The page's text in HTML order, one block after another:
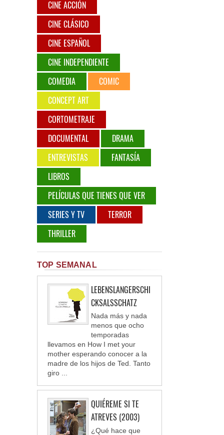
CINE ACCIÓN
CINE CLÁSICO
CINE ESPAÑOL
CINE INDEPENDIENTE
COMEDIA
COMIC
CONCEPT ART
CORTOMETRAJE
DOCUMENTAL
DRAMA
ENTREVISTAS
FANTASÍA
LIBROS
PELÍCULAS QUE TIENES QUE VER
SERIES Y TV
TERROR
THRILLER
TOP SEMANAL
LEBENSLANGERSCHI
CKSALSSCHATZ
Nada más y nada
menos que ocho
temporadas
llevamos en How I met your
mother esperando conocer a la
madre de los hijos de Ted. Tanto
giro ...
QUIÉREME SI TE
ATREVES (2003)
¿Qué hace que